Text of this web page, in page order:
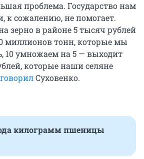
проблема. Государство нам
к сожалению, не помогает.
зерно в районе5 тысяч рублей
миллионовтонн, которые мы
10 умножаем на 5 — выходит
которые наши селяне
говорилСуховенко.
килограмм пшеницы